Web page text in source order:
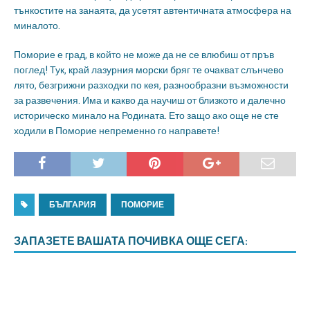
тънкостите на занаята, да усетят автентичната атмосфера на
миналото.
Поморие е град, в който не може да не се влюбиш от пръв
поглед! Тук, край лазурния морски бряг те очакват слънчево
лято, безгрижни разходки по кея, разнообразни възможности
за развечения. Има и какво да научиш от близкото и далечно
историческо минало на Родината. Ето защо ако още не сте
ходили в Поморие непременно го направете!
БЪЛГАРИЯ ПОМОРИЕ
ЗАПАЗЕТЕ ВАШАТА ПОЧИВКА ОЩЕ СЕГА: